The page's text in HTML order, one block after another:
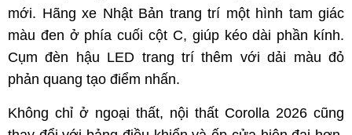
mới. Hãng xe Nhật Bản trang trí một hình tam giác
màu đen ở phía cuối cột C, giúp kéo dài phần kính.
Cụm đèn hậu LED trang trí thêm với dải màu đỏ
phản quang tạo điểm nhấn.
Không chỉ ở ngoại thất, nội thất Corolla 2026 cũng